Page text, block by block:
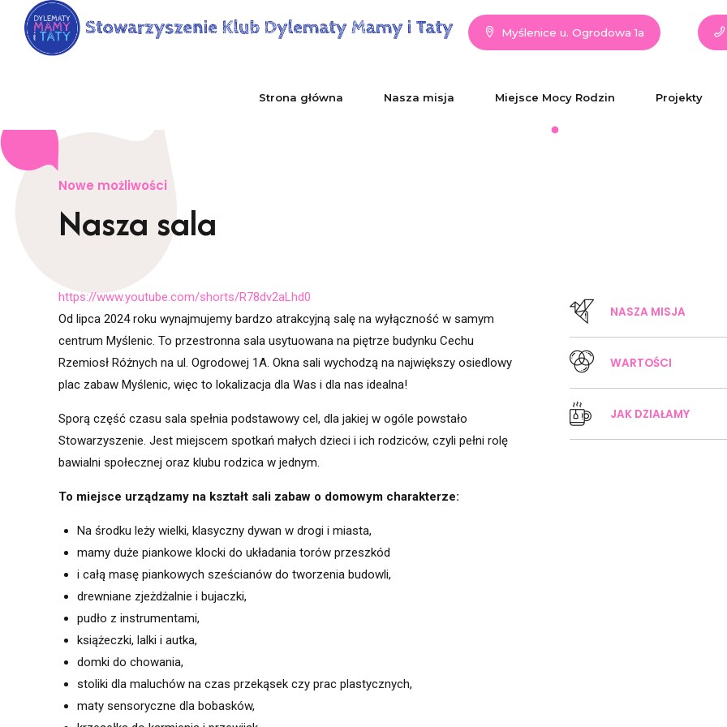
Myślenice u. Ogrodowa 1a
Strona główna Nasza misja Miejsce Mocy Rodzin Projekty
Nowe możliwości
Nasza sala
https://www.youtube.com/shorts/R78dv2aLhd0
Od lipca 2024 roku wynajmujemy bardzo atrakcyjną salę na wyłączność w samym
centrum Myślenic. To przestronna sala usytuowana na piętrze budynku Cechu
Rzemiosł Różnych na ul. Ogrodowej 1A. Okna sali wychodzą na największy osiedlowy
plac zabaw Myślenic, więc to lokalizacja dla Was i dla nas idealna!
Sporą część czasu sala spełnia podstawowy cel, dla jakiej w ogóle powstało
Stowarzyszenie. Jest miejscem spotkań małych dzieci i ich rodziców, czyli pełni rolę
bawialni społecznej oraz klubu rodzica w jednym.
To miejsce urządzamy na kształt sali zabaw o domowym charakterze:
Na środku leży wielki, klasyczny dywan w drogi i miasta,
mamy duże piankowe klocki do układania torów przeszkód
i całą masę piankowych sześcianów do tworzenia budowli,
drewniane zjeżdżalnie i bujaczki,
pudło z instrumentami,
książeczki, lalki i autka,
domki do chowania,
stoliki dla maluchów na czas przekąsek czy prac plastycznych,
maty sensoryczne dla bobasków,
NASZA MISJA
WARTOŚCI
JAK DZIAŁAMY